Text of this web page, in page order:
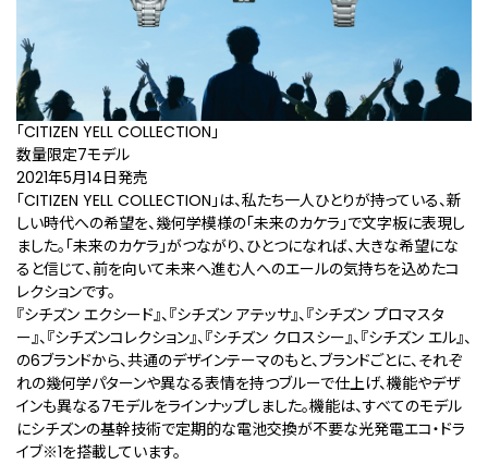
「CITIZEN YELL COLLECTION」
数量限定7モデル
2021年5月14日発売
「CITIZEN YELL COLLECTION」は、私たち一人ひとりが持っている、新
しい時代への希望を、幾何学模様の「未来のカケラ」で文字板に表現し
ました。「未来のカケラ」がつながり、ひとつになれば、大きな希望にな
ると信じて、前を向いて未来へ進む人へのエールの気持ちを込めたコ
レクションです。
『シチズン エクシード』、『シチズン アテッサ』、『シチズン プロマスタ
ー』、『シチズンコレクション』、『シチズン クロスシー』、『シチズン エル』、
の6ブランドから、共通のデザインテーマのもと、ブランドごとに、それぞ
れの幾何学パターンや異なる表情を持つブルーで仕上げ、機能やデザ
インも異なる7モデルをラインナップしました。機能は、すべてのモデル
にシチズンの基幹技術で定期的な電池交換が不要な光発電エコ・ドラ
イブ※1を搭載しています。